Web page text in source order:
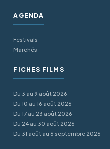
AGENDA
Festivals
Marchés
FICHES FILMS
Du 3 au 9 août 2026
Du 10 au 16 août 2026
Du 17 au 23 août 2026
Du 24 au 30 août 2026
Du 31 août au 6 septembre 2026